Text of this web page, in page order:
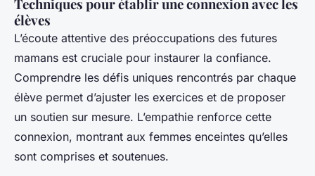
Techniques pour établir une connexion avec les
élèves
L’écoute attentive des préoccupations des futures
mamans est cruciale pour instaurer la confiance.
Comprendre les défis uniques rencontrés par chaque
élève permet d’ajuster les exercices et de proposer
un soutien sur mesure. L’empathie renforce cette
connexion, montrant aux femmes enceintes qu’elles
sont comprises et soutenues.